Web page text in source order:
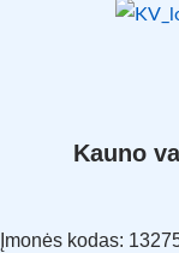
Kauno
Įmonės kodas: